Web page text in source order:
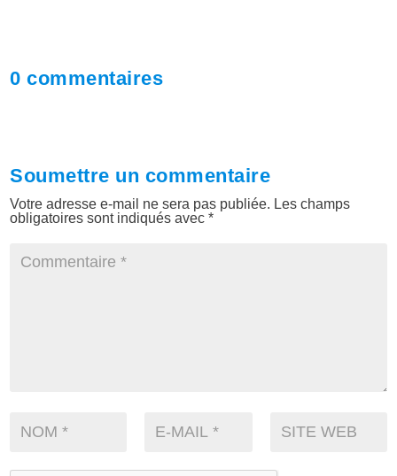
0 commentaires
Soumettre un commentaire
Votre adresse e-mail ne sera pas publiée. Les champs
obligatoires sont indiqués avec*